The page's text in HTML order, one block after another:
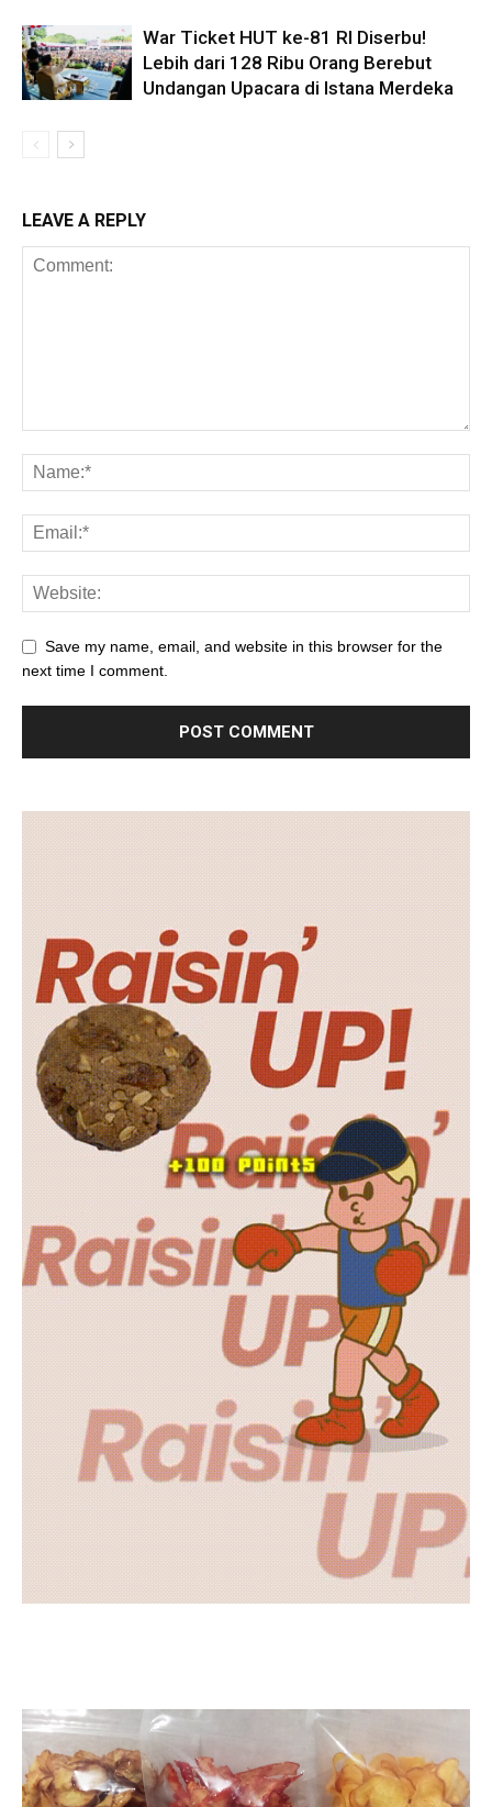
War Ticket HUT ke-81 RI Diserbu!
Lebih dari 128 Ribu Orang Berebut
Undangan Upacara di Istana Merdeka
LEAVE A REPLY
Save my name, email, and website in this browser for the
next time I comment.